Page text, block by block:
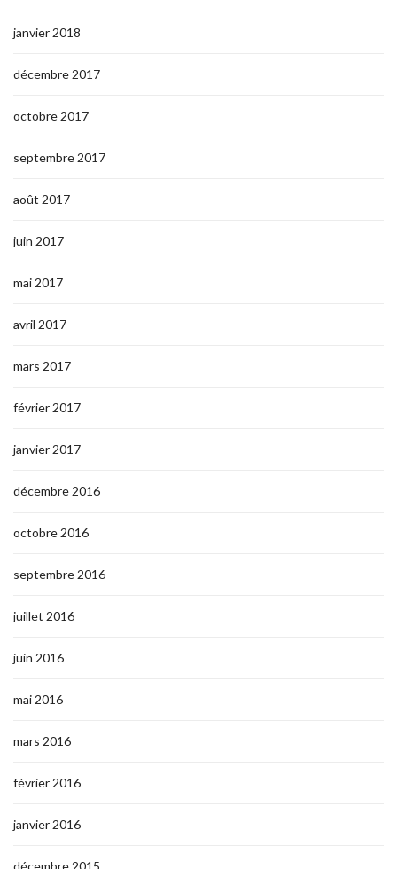
janvier 2018
décembre 2017
octobre 2017
septembre 2017
août 2017
juin 2017
mai 2017
avril 2017
mars 2017
février 2017
janvier 2017
décembre 2016
octobre 2016
septembre 2016
juillet 2016
juin 2016
mai 2016
mars 2016
février 2016
janvier 2016